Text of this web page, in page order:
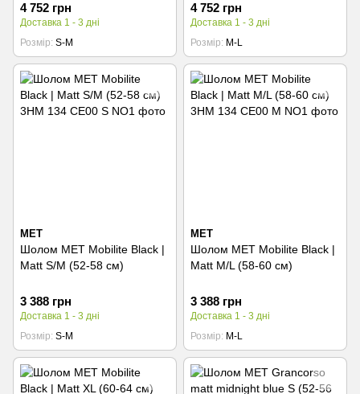
4 752 грн
Доставка 1 - 3 дні
Розмір S-M
4 752 грн
Доставка 1 - 3 дні
Розмір
M-L
MET
Шолом MET Mobilite Black |
Matt S/M (52-58 см)
3 388 грн
Доставка 1 - 3 дні
Розмір S-M
MET
Шолом MET Mobilite Black |
Matt M/L (58-60 см)
3 388 грн
Доставка 1 - 3 дні
Розмір
M-L